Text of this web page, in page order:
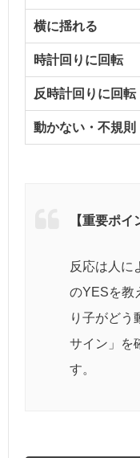
横に揺れる
時計回りに回転
反時計回りに回転
動かない・不規則
【重要ポイ
反応は人に
のYESを教
り子がどう
サイン」を
す。